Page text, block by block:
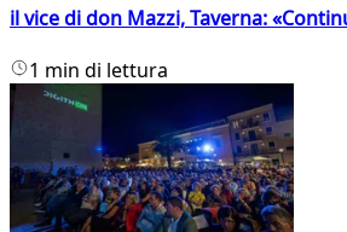
il vice di don Mazzi, Taverna:
1 min di lettura